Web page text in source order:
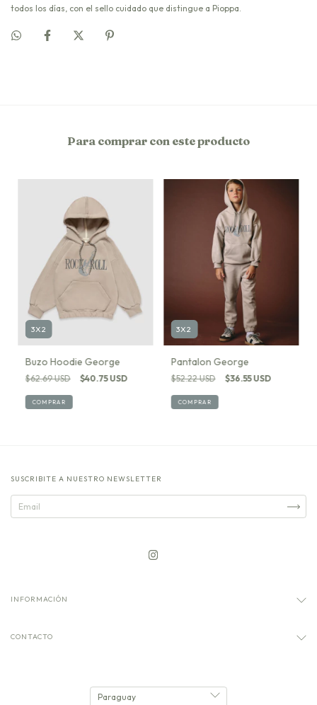
todos los días, con el sello cuidado que distingue a Pioppa.
Para comprar con este producto
3X2
Buzo Hoodie George
$62.69 USD $40.75 USD
COMPRAR
3X2
Pantalon George
$52.22 USD $36.55 USD
COMPRAR
SUSCRIBITE A NUESTRO NEWSLETTER
INFORMACIÓN
CONTACTO